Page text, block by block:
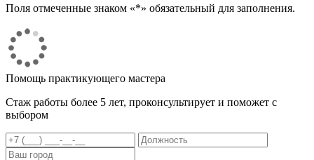
Поля отмеченные знаком «*» обязательный для заполнения.
Помощь практикующего мастера
Стаж работы более 5 лет, проконсультирует и поможет с
выбором